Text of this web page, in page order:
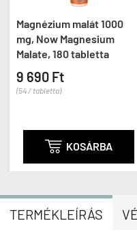
Magnézium malát 1000
mg, Now Magnesium
Malate, 180 tabletta
9 690 Ft
(54 / tabletta)
 KOSÁRBA
TERMÉKLEÍRÁS